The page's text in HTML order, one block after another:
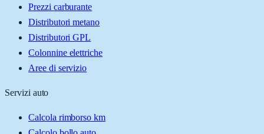
Prezzi carburante
Distributori metano
Distributori GPL
Colonnine elettriche
Aree di servizio
Servizi auto
Calcola rimborso km